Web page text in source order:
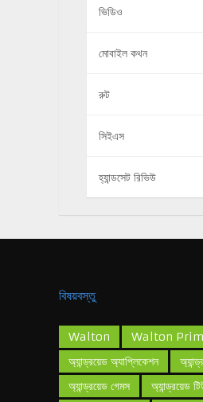
ভিডিও
মোবাইল কথন
রুট
সিইএস
হ্যান্ডসেট রিভিউ
বিষয়বস্তু
Walton Walton
অ্যান্ড্রয়েড অ্যাপ্লিকেশন
অ্যান্ড্রয়েড গেমস
অ্যান্ড্রয়েড